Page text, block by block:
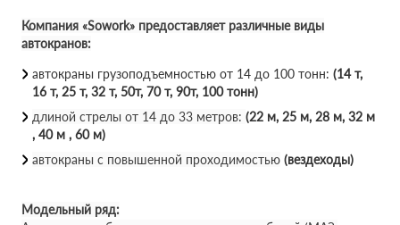
Компания «Sowork» предоставляет различные виды
автокранов:
автокраны грузоподъемностью от 14 до 100 тонн: (14 т,
16 т, 25 т, 32 т, 50т, 70 т, 90т, 100 тонн)
длиной стрелы от 14 до 33 метров: (22 м, 25 м, 28 м, 32 м
, 40 м , 60 м)
автокраны с повышенной проходимостью (вездеходы)
Модельный ряд: